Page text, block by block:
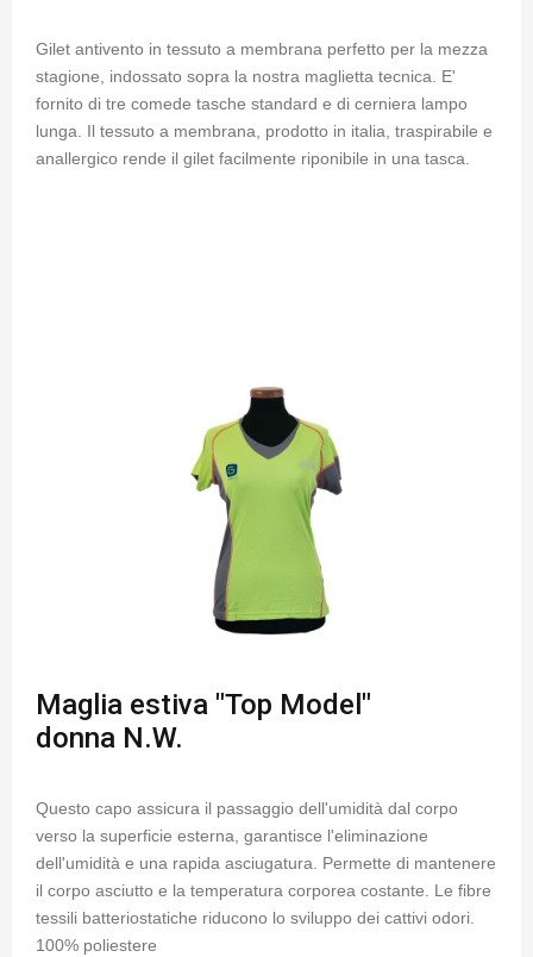
Gilet antivento in tessuto a membrana perfetto per la mezza
stagione, indossato sopra la nostra maglietta tecnica. E'
fornito di tre comede tasche standard e di cerniera lampo
lunga. Il tessuto a membrana, prodotto in italia, traspirabile e
anallergico rende il gilet facilmente riponibile in una tasca.
Maglia estiva "Top Model"
donna N.W.
Questo capo assicura il passaggio dell'umidità dal corpo
verso la superficie esterna, garantisce l'eliminazione
dell'umidità e una rapida asciugatura. Permette di mantenere
il corpo asciutto e la temperatura corporea costante. Le fibre
tessili batteriostatiche riducono lo sviluppo dei cattivi odori.
100% poliestere